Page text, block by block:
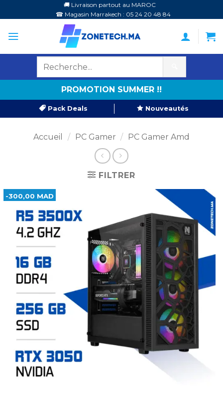
au
contenu
🚚 Livraison partout au MAROC
☎ Magasin Marrakech : 05 24 20 48 84
PROMOTION SUMMER !!
Pack Deals Nouveautés
Accueil / PC Gamer / PC Gamer Amd
FILTRER
-300,00 MAD